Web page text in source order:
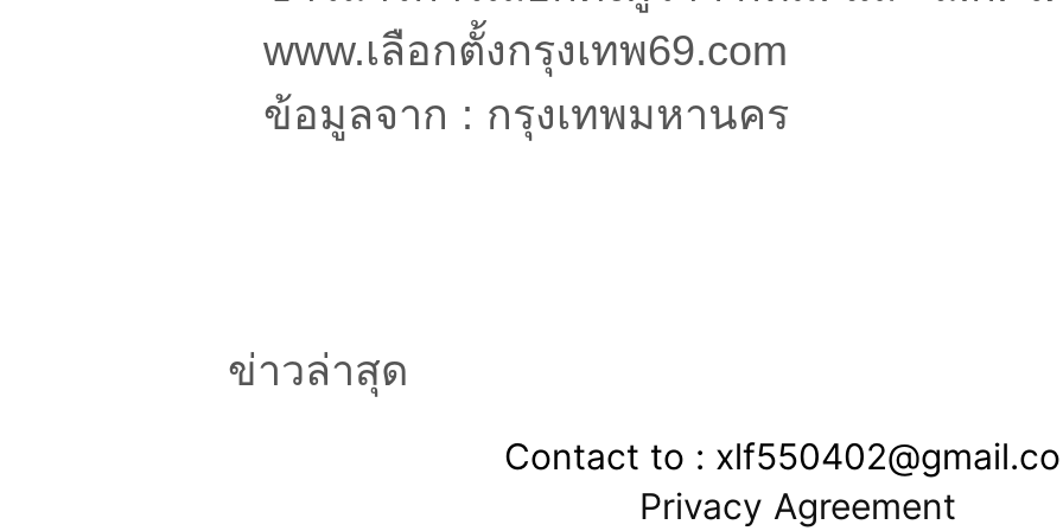
www.เลือกตั้งกรุงเทพ69.com
ข้อมูลจาก : กรุงเทพมหานคร
ข่าวล่าสุด
Contact to :
Privacy Agreement